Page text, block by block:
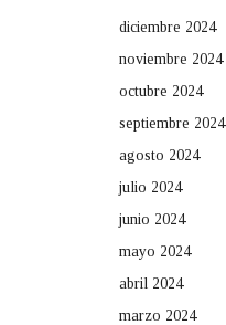
diciembre 2024
noviembre 2024
octubre 2024
septiembre 2024
agosto 2024
julio 2024
junio 2024
mayo 2024
abril 2024
marzo 2024